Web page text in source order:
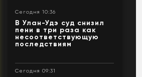
Сегодня 10:36
В Улан-Удэ суд снизил
пени в три раза как
несоответствующую
последствиям
Сегодня 09:31